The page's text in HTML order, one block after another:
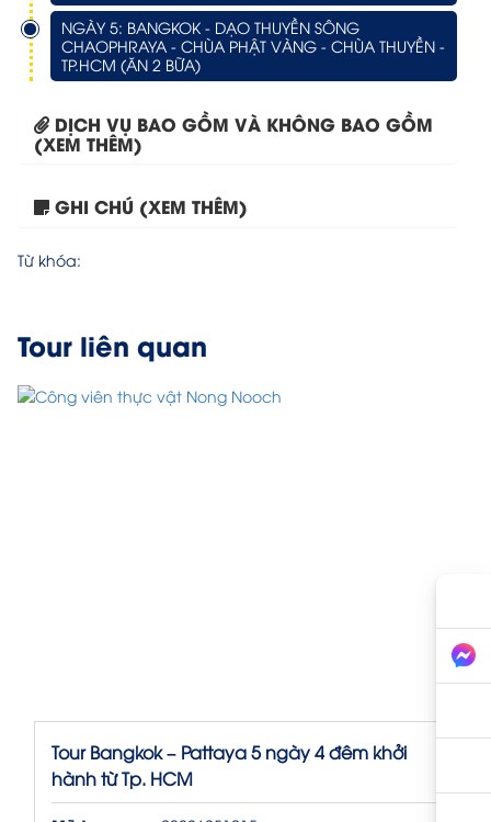
NGÀY 5: BANGKOK - DẠO THUYỀN SÔNG
CHAOPHRAYA - CHÙA PHẬT VÀNG - CHÙA THUYỀN -
TP.HCM (ĂN 2 BỮA)
DỊCH VỤ BAO GỒM VÀ KHÔNG BAO GỒM
(XEM THÊM)
GHI CHÚ (XEM THÊM)
Từ khóa:
Tour liên quan
Tour Đà Nẵng – Bangkok...
Tour Bangkok – Pattaya 5 ngày 4 đêm khởi
hành từ Tp. HCM